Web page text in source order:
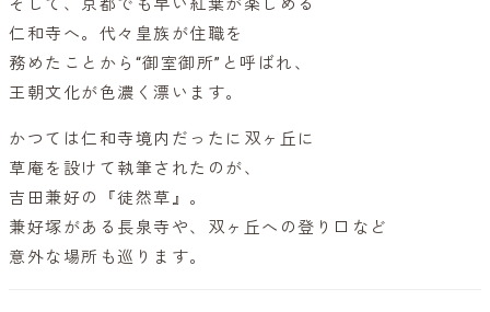
そして、京都でも早い紅葉が楽しめる
仁和寺へ。代々皇族が住職を
務めたことから“御室御所”と呼ばれ、
王朝文化が色濃く漂います。
かつては仁和寺境内だったに双ヶ丘に
草庵を設けて執筆されたのが、
吉田兼好の『徒然草』。
兼好塚がある長泉寺や、双ヶ丘への登り口など
意外な場所も巡ります。